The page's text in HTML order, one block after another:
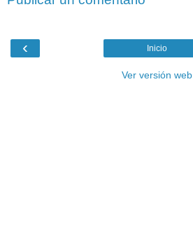
‹ Inicio
Ver versión web